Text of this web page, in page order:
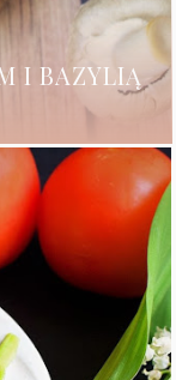
I BAZYLIĄ